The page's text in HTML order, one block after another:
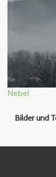
Nebel
Bilder und